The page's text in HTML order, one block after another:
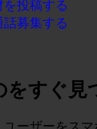
投稿する
募集する
をすぐ見
ーザーをス